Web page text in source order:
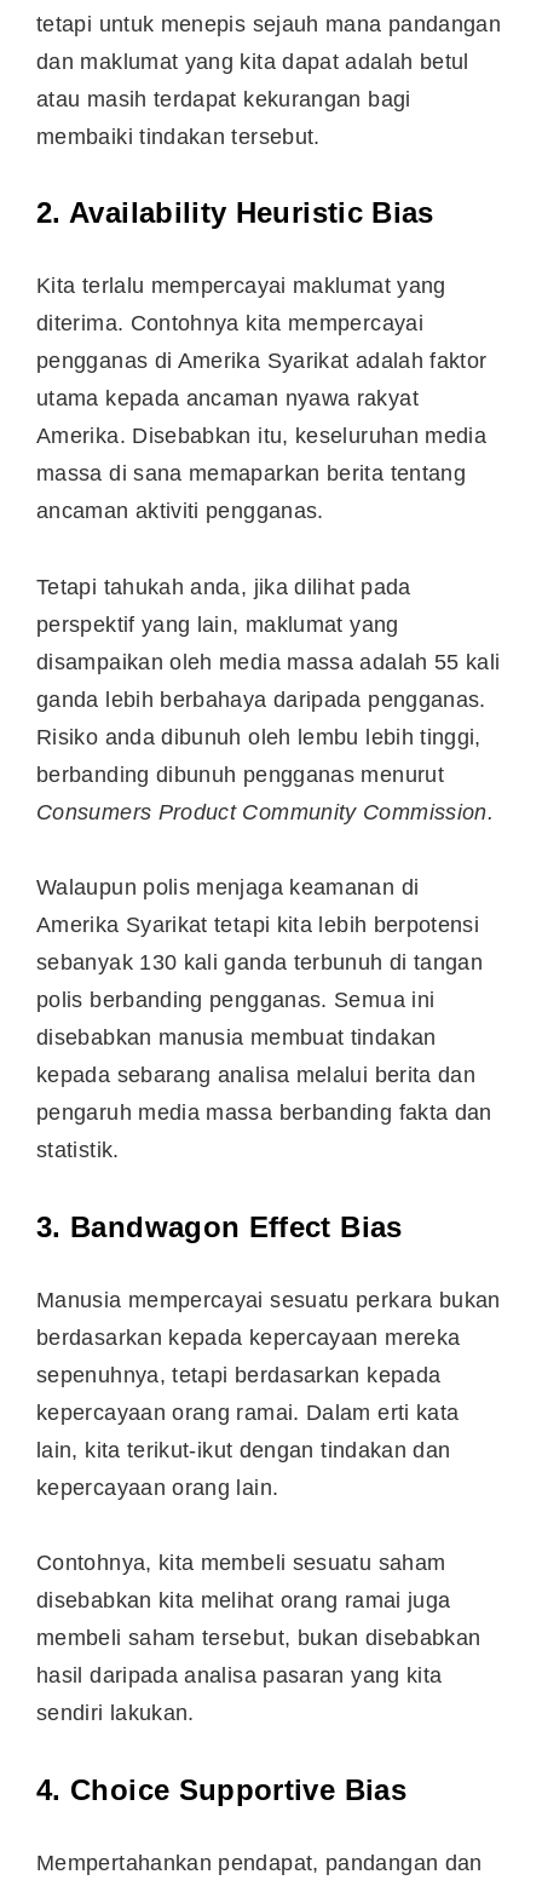
tetapi untuk menepis sejauh mana pandangan
dan maklumat yang kita dapat adalah betul
atau masih terdapat kekurangan bagi
membaiki tindakan tersebut.
2. Availability Heuristic Bias
Kita terlalu mempercayai maklumat yang
diterima. Contohnya kita mempercayai
pengganas di Amerika Syarikat adalah faktor
utama kepada ancaman nyawa rakyat
Amerika. Disebabkan itu, keseluruhan media
massa di sana memaparkan berita tentang
ancaman aktiviti pengganas.
Tetapi tahukah anda, jika dilihat pada
perspektif yang lain, maklumat yang
disampaikan oleh media massa adalah 55 kali
ganda lebih berbahaya daripada pengganas.
Risiko anda dibunuh oleh lembu lebih tinggi,
berbanding dibunuh pengganas menurut
Consumers Product Community Commission.
Walaupun polis menjaga keamanan di
Amerika Syarikat tetapi kita lebih berpotensi
sebanyak 130 kali ganda terbunuh di tangan
polis berbanding pengganas. Semua ini
disebabkan manusia membuat tindakan
kepada sebarang analisa melalui berita dan
pengaruh media massa berbanding fakta dan
statistik.
3. Bandwagon Effect Bias
Manusia mempercayai sesuatu perkara bukan
berdasarkan kepada kepercayaan mereka
sepenuhnya, tetapi berdasarkan kepada
kepercayaan orang ramai. Dalam erti kata
lain, kita terikut-ikut dengan tindakan dan
kepercayaan orang lain.
Contohnya, kita membeli sesuatu saham
disebabkan kita melihat orang ramai juga
membeli saham tersebut, bukan disebabkan
hasil daripada analisa pasaran yang kita
sendiri lakukan.
4. Choice Supportive Bias
Mempertahankan pendapat, pandangan dan